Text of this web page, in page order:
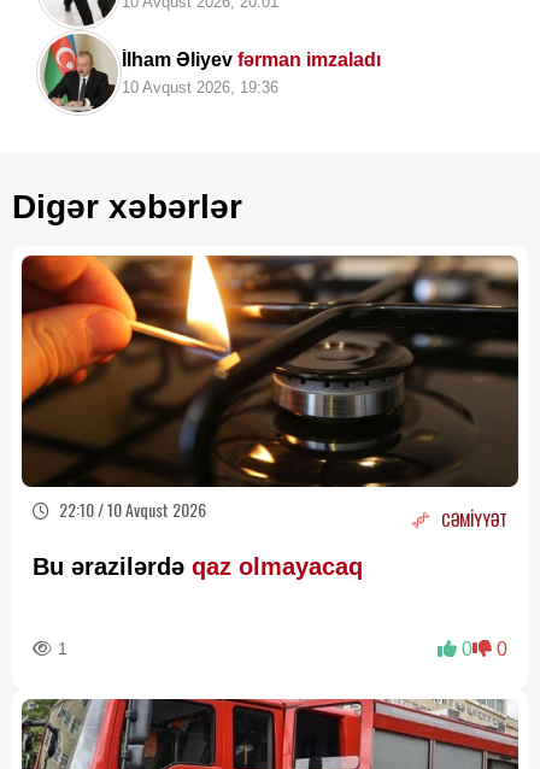
İlham Əliyev fərman imzaladı
10 Avqust 2026, 19:36
Digər xəbərlər
22:10 / 10 Avqust 2026 CƏMİYYƏT
Bu ərazilərdə qaz olmayacaq
1 0 0